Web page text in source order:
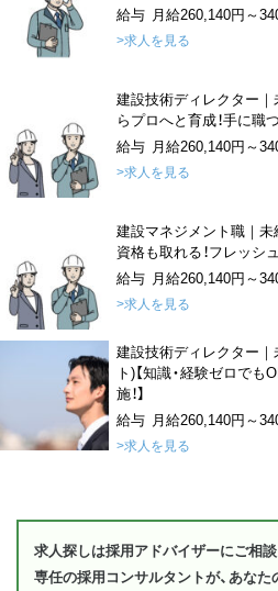
給与 月給260,140円～
>求人を見る
建設技術ディレクター｜
らプロへと育成！手に職
給与 月給260,140円～
>求人を見る
建設マネジメント職｜未
資格も取れる！フレッシ
給与 月給260,140円～
>求人を見る
建設技術ディレクター
ト)【知識・経験ゼロで
施！】
給与 月給260,140円～
>求人を見る
求人探しは採用アドバイザーにご相談
専任の採用コンサルタントが、あな